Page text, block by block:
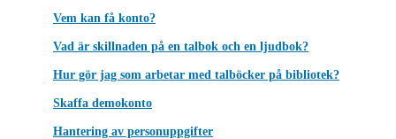
Vem kan få konto?
Vad är skillnaden på en talbok och en ljudbok?
Hur gör jag som arbetar med talböcker på bibliotek?
Skaffa demokonto
Hantering av personuppgifter